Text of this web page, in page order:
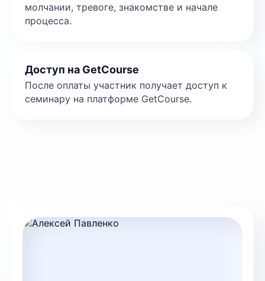
молчании, тревоге, знакомстве и начале
процесса.
Доступ на GetCourse
После оплаты участник получает доступ к
семинару на платформе GetCourse.